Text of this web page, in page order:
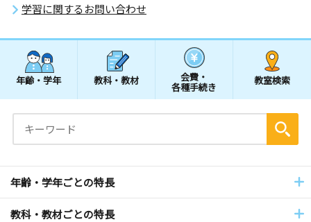
学習に関するお問い合わせ
年齢・学年 教科・教材 会費・
各種手続き
教室検索
年齢・学年ごとの特長
教科・教材ごとの特長